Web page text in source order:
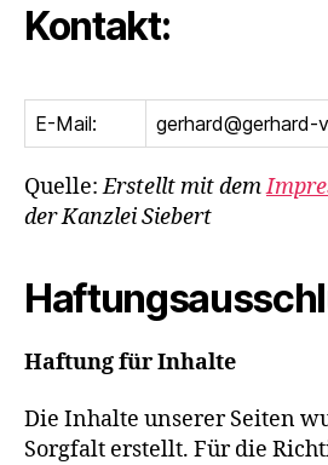
Kontakt:
E-Mail: gerhard@gerhard-
Quelle:Erstellt mit dem
der Kanzlei Siebert
Haftung für Inhalte
Die Inhalte unserer Seiten
Sorgfalt erstellt. Für die